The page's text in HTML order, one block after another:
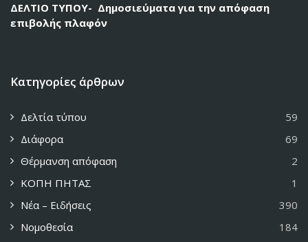
ΔΕΛΤΙΟ ΤΥΠΟΥ- Δημοσιεύματα για την απόφαση
επιβολής πλαφόν
Κατηγορίες άρθρων
Δελτία τύπου
59
Διάφορα
69
Θέρμανση απόφαση
2
ΚΟΠΗ ΠΗΤΑΣ
1
Νέα – Ειδήσεις
390
Νομοθεσία
184